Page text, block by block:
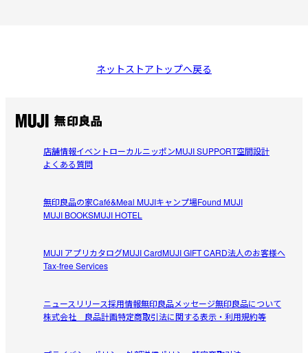
ネットストアトップへ戻る
店舗情報イベントローカルニッポンMUJI SUPPORT空間設計
よくある質問
無印良品の家Café&Meal MUJIキャンプ場Found MUJI
MUJI BOOKSMUJI HOTEL
MUJI アプリカタログMUJI CardMUJI GIFT CARD法人のお客様へ
Tax-free Services
ニュースリリース採用情報無印良品メッセージ無印良品について
株式会社 良品計画特定商取引法に関する表示・利用規約等